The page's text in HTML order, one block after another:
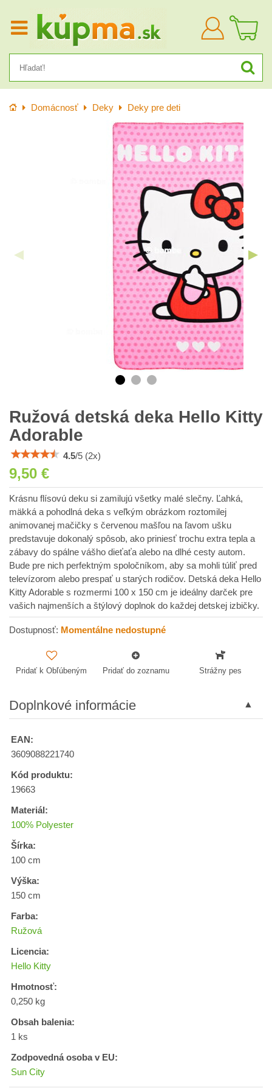
Prihlásiť
sa
Úvod Domácnosť Deky Deky pre deti
Ružová detská deka Hello Kitty
Adorable
4.5/5 (2x)
9,50 €
Krásnu flísovú deku si zamilujú všetky malé slečny. Ľahká,
mäkká a pohodlná deka s veľkým obrázkom roztomilej
animovanej mačičky s červenou mašľou na ľavom ušku
predstavuje dokonalý spôsob, ako priniesť trochu extra tepla a
zábavy do spálne vášho dieťaťa alebo na dlhé cesty autom.
Bude pre nich perfektným spoločníkom, aby sa mohli túliť pred
televízorom alebo prespať u starých rodičov. Detská deka Hello
Kitty Adorable s rozmermi 100 x 150 cm je ideálny darček pre
vašich najmenších a štýlový doplnok do každej detskej izbičky.
Dostupnosť: Momentálne nedostupné
Pridať k Obľúbeným Pridať do zoznamu Strážny pes
Doplnkové informácie
EAN:
3609088221740
Kód produktu:
19663
Materiál:
100% Polyester
Šírka:
100 cm
Výška:
150 cm
Farba:
Ružová
Licencia:
Hello Kitty
Hmotnosť:
0,250 kg
Obsah balenia:
1 ks
Zodpovedná osoba v EU:
Sun City